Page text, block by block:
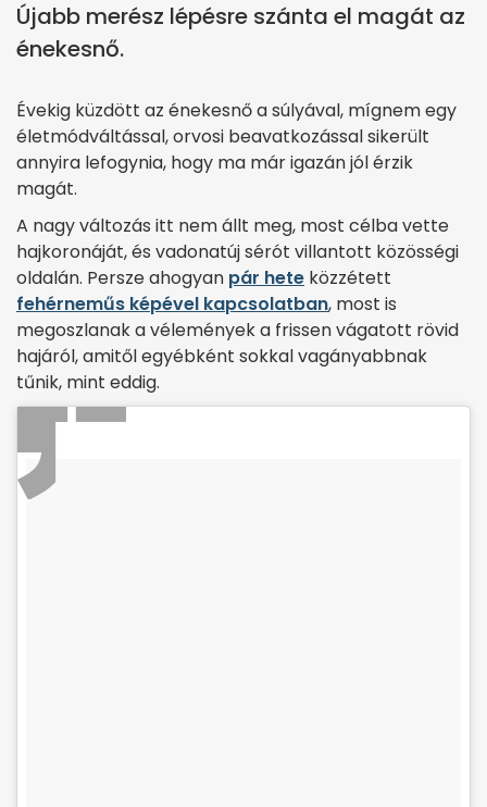
Újabb merész lépésre szánta el magát az
énekesnő.
Évekig küzdött az énekesnő a súlyával, mígnem egy
életmódváltással, orvosi beavatkozással sikerült
annyira lefogynia, hogy ma már igazán jól érzik
magát.
A nagy változás itt nem állt meg, most célba vette
hajkoronáját, és vadonatúj sérót villantott közösségi
oldalán. Persze ahogyan pár hete közzétett
fehérneműs képével kapcsolatban, most is
megoszlanak a vélemények a frissen vágatott rövid
hajáról, amitől egyébként sokkal vagányabbnak
tűnik, mint eddig.